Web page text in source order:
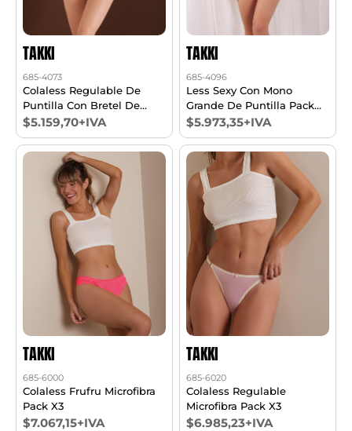
TAKKI
685-4073
Colaless Regulable De
Puntilla Con Bretel De
Baca 20 Mm Pack X2
$5.159,70+IVA
TAKKI
685-4096
Less Sexy Con Mono
Grande De Puntilla Pack
X2
$5.973,35+IVA
TAKKI
685-6000
Colaless Frufru Microfibra
Pack X3
$7.067,15+IVA
TAKKI
685-6020
Colaless Regulable
Microfibra Pack X3
$6.985,23+IVA